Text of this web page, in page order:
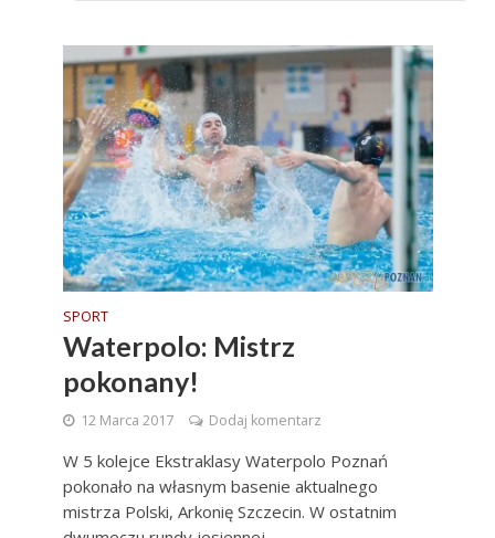
SPORT
Waterpolo: Mistrz
pokonany!
12 Marca 2017 Dodaj komentarz
W 5 kolejce Ekstraklasy Waterpolo Poznań
pokonało na własnym basenie aktualnego
mistrza Polski, Arkonię Szczecin. W ostatnim